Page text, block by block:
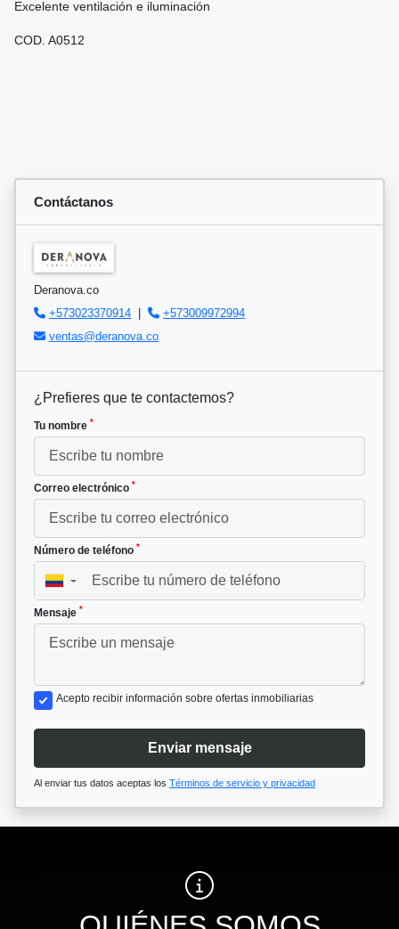
Excelente ventilación e iluminación
COD. A0512
Contáctanos
Deranova.co
+573023370914 |
+573009972994
ventas@deranova.co
¿Prefieres que te contactemos?
Tu nombre *
Correo electrónico *
Número de teléfono *
▼
Mensaje *
Acepto recibir información sobre ofertas inmobiliarias
Enviar mensaje
Al enviar tus datos aceptas los Términos de servicio y privacidad